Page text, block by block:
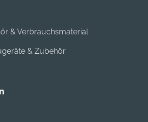
& Verbrauchsmaterial
& Zubehör